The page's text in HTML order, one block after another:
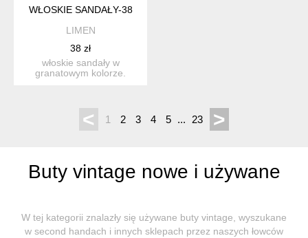
WŁOSKIE SANDAŁY-38
LIMEN
38 zł
włoskie sandały w
granatowym kolorze.
< 1 2 3 4 5 ... 23 >
Buty vintage nowe i używane
W tej kategorii znalazły się używane buty vintage, wyszukane
w second handach i innych sklepach przez naszych łowców